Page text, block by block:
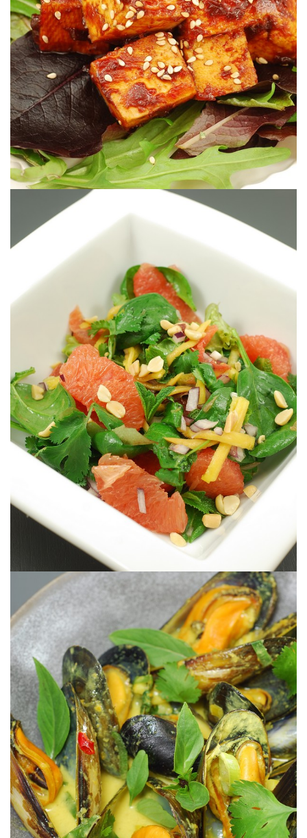
TOFU SAUCE CORÉENNE FAÇON
MARGA
SALADE DE PAMPLEMOUSSE &
MANGUE FAÇON THAÏE
Parfaite pour voyager sans bouger de chez soi.
MOULES AU CURRY (au lait de coco)
Des moules, oui, mais qui changent!